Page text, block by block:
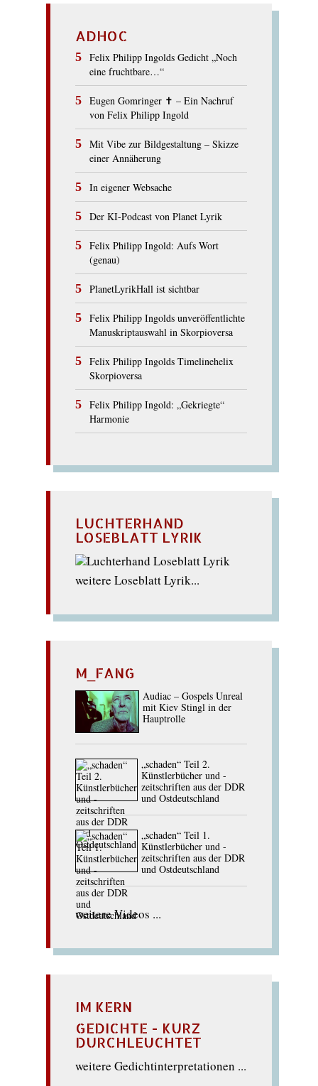
ADHOC
Felix Philipp Ingolds Gedicht „Noch
eine fruchtbare…“
Eugen Gomringer ✝︎ – Ein Nachruf
von Felix Philipp Ingold
Mit Vibe zur Bildgestaltung – Skizze
einer Annäherung
In eigener Websache
Der KI-Podcast von Planet Lyrik
Felix Philipp Ingold: Aufs Wort
(genau)
PlanetLyrikHall ist sichtbar
Felix Philipp Ingolds unveröffentlichte
Manuskriptauswahl in Skorpioversa
Felix Philipp Ingolds Timelinehelix
Skorpioversa
Felix Philipp Ingold: „Gekriegte“
Harmonie
LUCHTERHAND
LOSEBLATT LYRIK
weitere Loseblatt Lyrik...
M_FANG
Audiac – Gospels Unreal
mit Kiev Stingl in der
Hauptrolle
„schaden“ Teil 2.
Künstlerbücher und -
zeitschriften aus der DDR
und Ostdeutschland
„schaden“ Teil 1.
Künstlerbücher und -
zeitschriften aus der DDR
und Ostdeutschland
weitere Videos ...
IM KERN
GEDICHTE - KURZ
DURCHLEUCHTET
weitere Gedichtinterpretationen ...